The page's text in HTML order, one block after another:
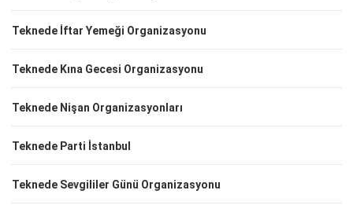
Teknede İftar Yemeği Organizasyonu
Teknede Kına Gecesi Organizasyonu
Teknede Nişan Organizasyonları
Teknede Parti İstanbul
Teknede Sevgililer Günü Organizasyonu